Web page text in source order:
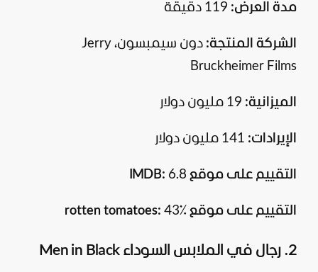
مدة العرض: 119 دقيقة
الشركة المنتجة:
دون سيمبسون، Jerry
Bruckheimer Films
الميزانية: 19 مليون دولار
الإيرادات: 141 مليون دولار
التقييم على موقع IMDB: 6.8
التقييم على موقع rotten tomatoes: 43٪
2. رجال في الملابس السوداء Men in Black